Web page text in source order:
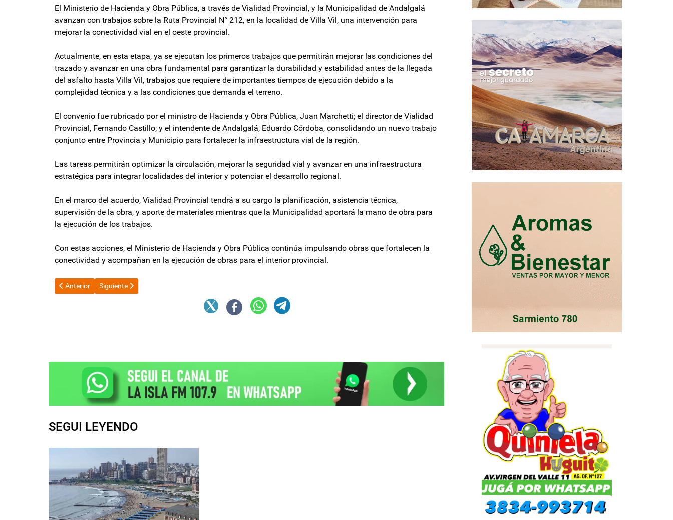
El Ministerio de Hacienda y Obra Pública, a través de Vialidad Provincial, y la Municipalidad de Andalgalá
avanzan con trabajos sobre la Ruta Provincial N° 212, en la localidad de Villa Vil, una intervención para
mejorar la conectividad vial en el oeste provincial.
Actualmente, en esta etapa, ya se ejecutan los primeros trabajos que permitirán mejorar las condiciones del
trazado y avanzar en una obra fundamental para garantizar la durabilidad y estabilidad antes de la llegada
del asfalto hasta Villa Vil, trabajos que requiere de importantes tiempos de ejecución debido a la
complejidad técnica y a las condiciones que demanda el terreno.
El convenio fue rubricado por el ministro de Hacienda y Obra Pública, Juan Marchetti; el director de Vialidad
Provincial, Fernando Castillo; y el intendente de Andalgalá, Eduardo Córdoba, consolidando un nuevo trabajo
conjunto entre Provincia y Municipio para fortalecer la infraestructura vial de la región.
Las tareas permitirán optimizar la circulación, mejorar la seguridad vial y avanzar en una infraestructura
estratégica para integrar localidades del interior y potenciar el desarrollo regional.
En el marco del acuerdo, Vialidad Provincial tendrá a su cargo la planificación, asistencia técnica,
supervisión de la obra, y aporte de materiales mientras que la Municipalidad aportará la mano de obra para
la ejecución de los trabajos.
Con estas acciones, el Ministerio de Hacienda y Obra Pública continúa impulsando obras que fortalecen la
conectividad y acompañan en la ejecución de obras para el interior provincial.
Artículo anterior: Integrantes del Gobierno piden la intervención de Milei ante la escalada entre Santiago Caputo y los Menem
Anterior Artículo siguiente: Costo del RIGI: advierten que el Estado dejará de recaudar más de US$1.000 millones anuales
Siguiente
SEGUI LEYENDO